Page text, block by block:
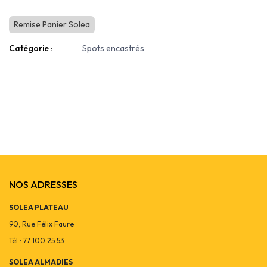
Remise Panier Solea
Catégorie : Spots encastrés
NOS ADRESSES
SOLEA PLATEAU
90, Rue Félix Faure
Tél : 77 100 25 53
SOLEA ALMADIES